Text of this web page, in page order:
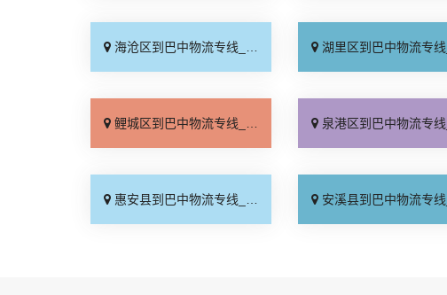
海沧区到巴中物流专线_运价实惠「全程无虑」 湖里区到巴中物流专线_直达特快专线「无需中转」
鲤城区到巴中物流专线_高效快运「定点发车」 泉港区到巴中物流专线_直达往返「门到门配送」
惠安县到巴中物流专线_高效快运「无需中转」 安溪县到巴中物流专线_专业调车「诚信经营」